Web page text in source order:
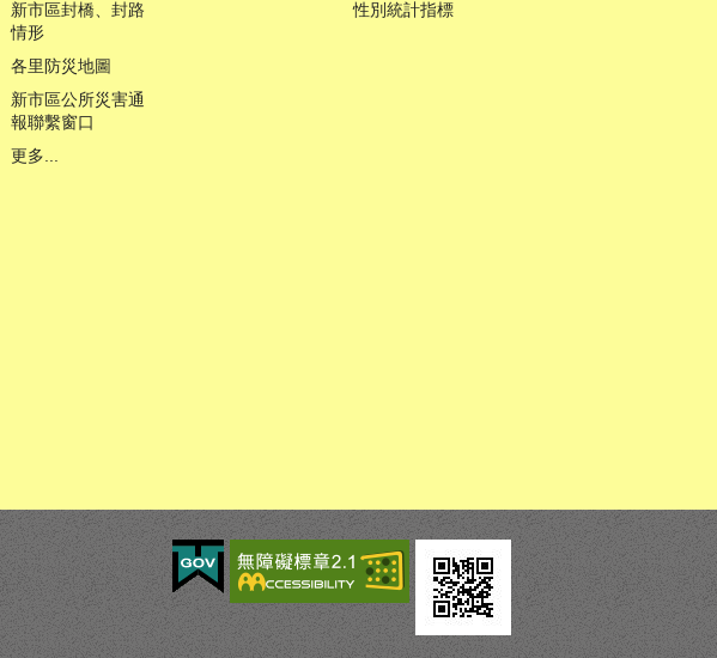
新市區封橋、封路
情形
各里防災地圖
新市區公所災害通
報聯繫窗口
更多...
性別統計指標